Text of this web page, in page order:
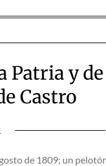
y de
Castro
de 1809; un